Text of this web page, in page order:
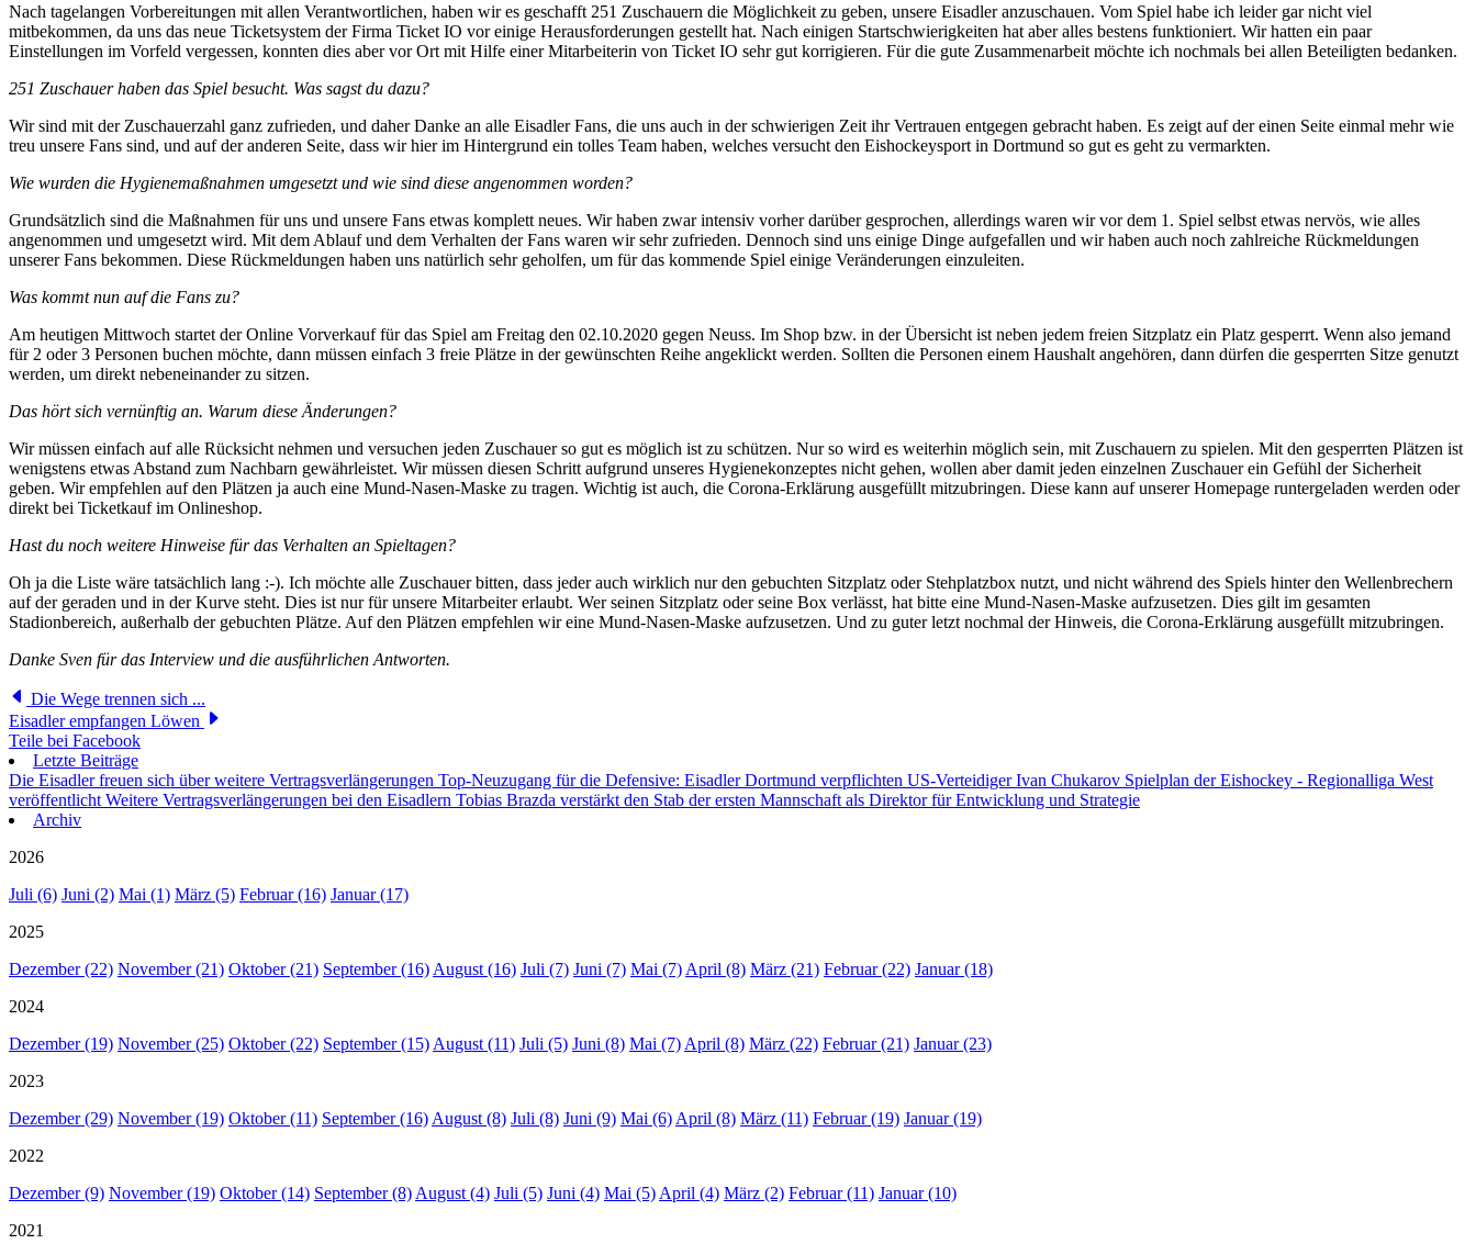
Nach tagelangen Vorbereitungen mit allen Verantwortlichen, haben wir es geschafft 251 Zuschauern die Möglichkeit zu geben, unsere Eisadler anzuschauen. Vom Spiel habe ich leider gar nicht viel
mitbekommen, da uns das neue Ticketsystem der Firma Ticket IO vor einige Herausforderungen gestellt hat. Nach einigen Startschwierigkeiten hat aber alles bestens funktioniert. Wir hatten ein paar
Einstellungen im Vorfeld vergessen, konnten dies aber vor Ort mit Hilfe einer Mitarbeiterin von Ticket IO sehr gut korrigieren. Für die gute Zusammenarbeit möchte ich nochmals bei allen Beteiligten bedanken.
251 Zuschauer haben das Spiel besucht. Was sagst du dazu?
Wir sind mit der Zuschauerzahl ganz zufrieden, und daher Danke an alle Eisadler Fans, die uns auch in der schwierigen Zeit ihr Vertrauen entgegen gebracht haben. Es zeigt auf der einen Seite einmal mehr wie
treu unsere Fans sind, und auf der anderen Seite, dass wir hier im Hintergrund ein tolles Team haben, welches versucht den Eishockeysport in Dortmund so gut es geht zu vermarkten.
Wie wurden die Hygienemaßnahmen umgesetzt und wie sind diese angenommen worden?
Grundsätzlich sind die Maßnahmen für uns und unsere Fans etwas komplett neues. Wir haben zwar intensiv vorher darüber gesprochen, allerdings waren wir vor dem 1. Spiel selbst etwas nervös, wie alles
angenommen und umgesetzt wird. Mit dem Ablauf und dem Verhalten der Fans waren wir sehr zufrieden. Dennoch sind uns einige Dinge aufgefallen und wir haben auch noch zahlreiche Rückmeldungen
unserer Fans bekommen. Diese Rückmeldungen haben uns natürlich sehr geholfen, um für das kommende Spiel einige Veränderungen einzuleiten.
Was kommt nun auf die Fans zu?
Am heutigen Mittwoch startet der Online Vorverkauf für das Spiel am Freitag den 02.10.2020 gegen Neuss. Im Shop bzw. in der Übersicht ist neben jedem freien Sitzplatz ein Platz gesperrt. Wenn also jemand
für 2 oder 3 Personen buchen möchte, dann müssen einfach 3 freie Plätze in der gewünschten Reihe angeklickt werden. Sollten die Personen einem Haushalt angehören, dann dürfen die gesperrten Sitze genutzt
werden, um direkt nebeneinander zu sitzen.
Das hört sich vernünftig an. Warum diese Änderungen?
Wir müssen einfach auf alle Rücksicht nehmen und versuchen jeden Zuschauer so gut es möglich ist zu schützen. Nur so wird es weiterhin möglich sein, mit Zuschauern zu spielen. Mit den gesperrten Plätzen ist
wenigstens etwas Abstand zum Nachbarn gewährleistet. Wir müssen diesen Schritt aufgrund unseres Hygienekonzeptes nicht gehen, wollen aber damit jeden einzelnen Zuschauer ein Gefühl der Sicherheit
geben. Wir empfehlen auf den Plätzen ja auch eine Mund-Nasen-Maske zu tragen. Wichtig ist auch, die Corona-Erklärung ausgefüllt mitzubringen. Diese kann auf unserer Homepage runtergeladen werden oder
direkt bei Ticketkauf im Onlineshop.
Hast du noch weitere Hinweise für das Verhalten an Spieltagen?
Oh ja die Liste wäre tatsächlich lang :-). Ich möchte alle Zuschauer bitten, dass jeder auch wirklich nur den gebuchten Sitzplatz oder Stehplatzbox nutzt, und nicht während des Spiels hinter den Wellenbrechern
auf der geraden und in der Kurve steht. Dies ist nur für unsere Mitarbeiter erlaubt. Wer seinen Sitzplatz oder seine Box verlässt, hat bitte eine Mund-Nasen-Maske aufzusetzen. Dies gilt im gesamten
Stadionbereich, außerhalb der gebuchten Plätze. Auf den Plätzen empfehlen wir eine Mund-Nasen-Maske aufzusetzen. Und zu guter letzt nochmal der Hinweis, die Corona-Erklärung ausgefüllt mitzubringen.
Danke Sven für das Interview und die ausführlichen Antworten.
Die Wege trennen sich ...
Eisadler empfangen Löwen
Teile bei Facebook
Letzte Beiträge
Die Eisadler freuen sich über weitere Vertragsverlängerungen Top-Neuzugang für die Defensive: Eisadler Dortmund verpflichten US-Verteidiger Ivan Chukarov Spielplan der Eishockey - Regionalliga West
veröffentlicht Weitere Vertragsverlängerungen bei den Eisadlern Tobias Brazda verstärkt den Stab der ersten Mannschaft als Direktor für Entwicklung und Strategie
Archiv
2026
Juli (6) Juni (2) Mai (1) März (5) Februar (16) Januar (17)
2025
Dezember (22) November (21) Oktober (21) September (16) August (16) Juli (7) Juni (7) Mai (7) April (8) März (21) Februar (22) Januar (18)
2024
Dezember (19) November (25) Oktober (22) September (15) August (11) Juli (5) Juni (8) Mai (7) April (8) März (22) Februar (21) Januar (23)
2023
Dezember (29) November (19) Oktober (11) September (16) August (8) Juli (8) Juni (9) Mai (6) April (8) März (11) Februar (19) Januar (19)
2022
Dezember (9) November (19) Oktober (14) September (8) August (4) Juli (5) Juni (4) Mai (5) April (4) März (2) Februar (11) Januar (10)
2021